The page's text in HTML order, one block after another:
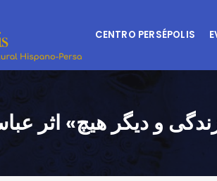
CENTRO PERSÉPOLIS
و دیگر هیچ» اثر